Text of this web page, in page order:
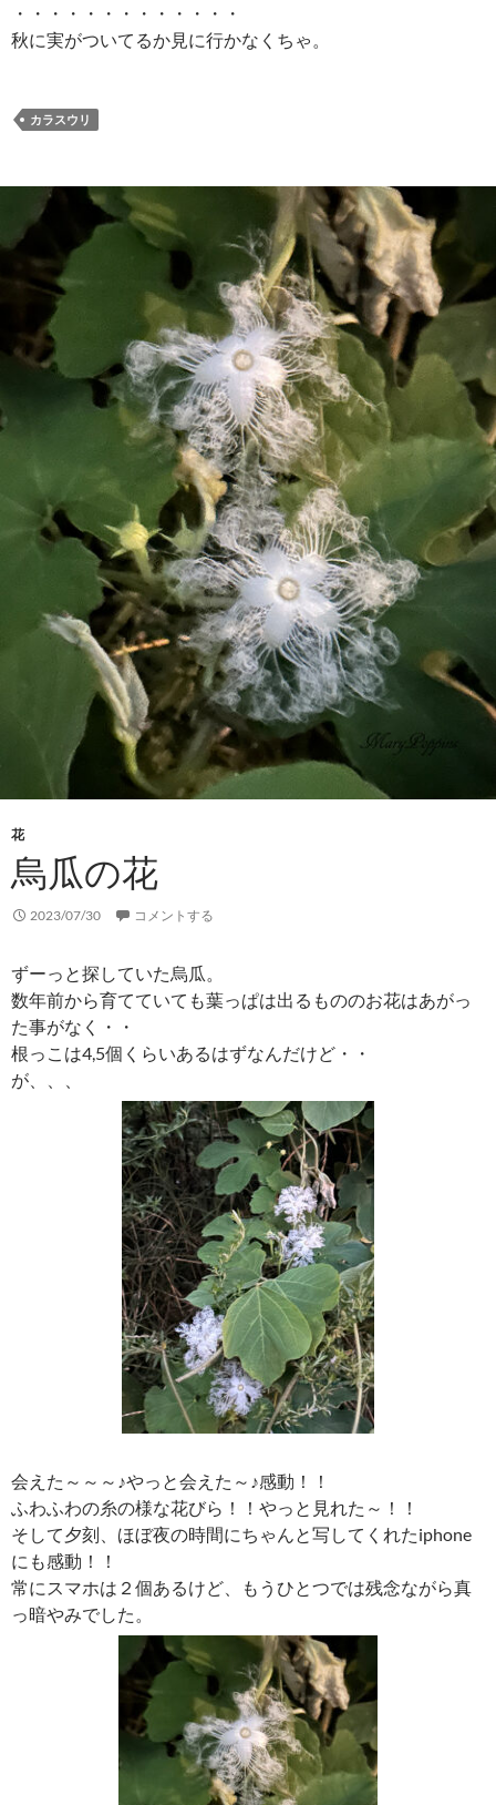
・・・・・・・・・・・・・
秋に実がついてるか見に行かなくちゃ。
カラスウリ
花
烏瓜の花
2023/07/30 コメントする
ずーっと探していた烏瓜。
数年前から育てていても葉っぱは出るもののお花はあがっ
た事がなく・・
根っこは4,5個くらいあるはずなんだけど・・
が、、、
会えた～～～♪やっと会えた～♪感動！！
ふわふわの糸の様な花びら！！やっと見れた～！！
そして夕刻、ほぼ夜の時間にちゃんと写してくれたiphone
にも感動！！
常にスマホは２個あるけど、もうひとつでは残念ながら真
っ暗やみでした。